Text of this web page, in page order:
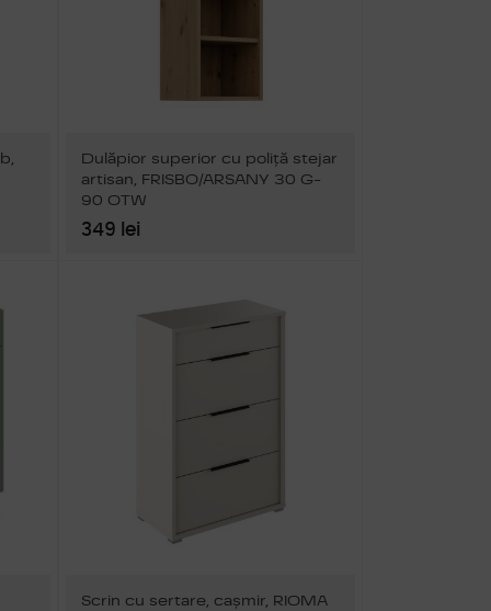
Dulăpior superior cu poliţă stejar
artisan, FRISBO/ARSANY 30 G-
90 OTW
349 lei
Scrin cu sertare, caşmir, RIOMA